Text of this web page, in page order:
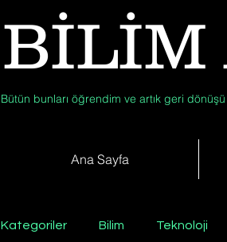
BİLİM
Bütün bunları öğrendim ve artık geri
Ana Sayfa
Kategoriler Bilim Teknoloji